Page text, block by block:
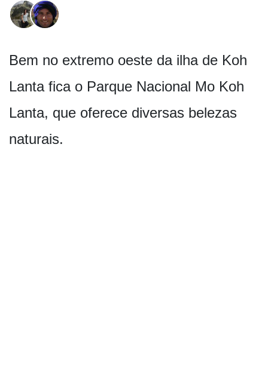
Bem no extremo oeste da ilha de Koh
Lanta fica o Parque Nacional Mo Koh
Lanta, que oferece diversas belezas
naturais.